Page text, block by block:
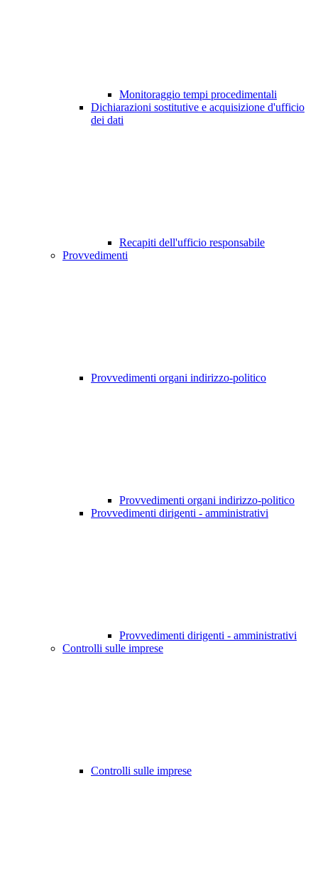
Monitoraggio tempi procedimentali
Dichiarazioni sostitutive e acquisizione d'ufficio
dei dati
Recapiti dell'ufficio responsabile
Provvedimenti
Provvedimenti organi indirizzo-politico
Provvedimenti organi indirizzo-politico
Provvedimenti dirigenti - amministrativi
Provvedimenti dirigenti - amministrativi
Controlli sulle imprese
Controlli sulle imprese